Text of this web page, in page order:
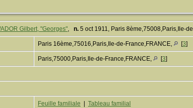
Gilbert, "Georges", n. 5 oct 1911, Paris 8ème,75008,Paris,Ile-
Paris 16ème,75016,Paris,Ile-de-France,FRANCE, [3]
Paris,75000,Paris,Ile-de-France,FRANCE, [3]
Feuille familiale Tableau familial